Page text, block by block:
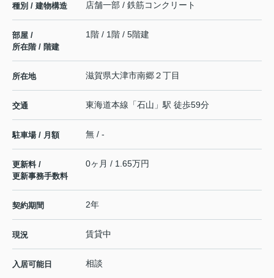
種別 / 建物構造 店舗一部 / 鉄筋コンクリート
部屋 /
所在階 / 階建
1階 / 1階 / 5階建
所在地 滋賀県大津市南郷２丁目
交通 東海道本線 「石山 」駅 徒歩59分
駐車場 / 月額 無 / -
更新料 /
更新事務手数料
0ヶ月 / 1.65万円
契約期間 2年
現況 賃貸中
入居可能日 相談